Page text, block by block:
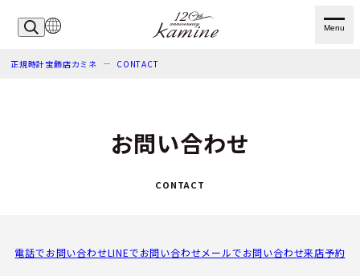
Menu
正規時計宝飾店カミネ CONTACT
お問い合わせ
CONTACT
電話でお問い合わせLINEでお問い合わせメールでお問い合わせ来店予約